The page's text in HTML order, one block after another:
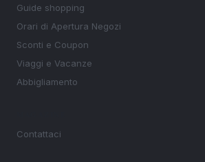
Guide shopping
Orari di Apertura Negozi
Sconti e Coupon
Viaggi e Vacanze
Abbigliamento
Contattaci